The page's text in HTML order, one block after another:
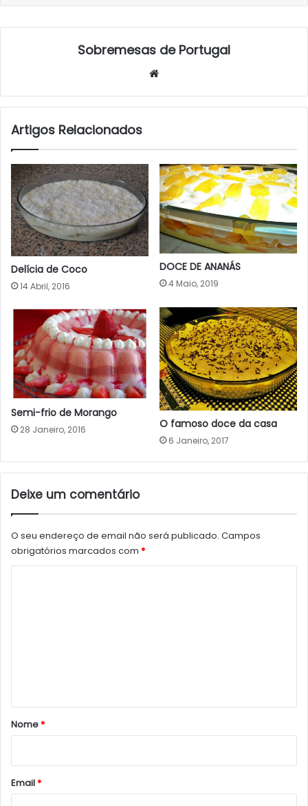
Sobremesas de Portugal
Artigos Relacionados
Delícia de Coco
14 Abril, 2016
DOCE DE ANANÁS
4 Maio, 2019
Semi-frio de Morango
28 Janeiro, 2016 O famoso doce da casa
6 Janeiro, 2017
Deixe um comentário
O seu endereço de email não será publicado. Campos
obrigatórios marcados com *
r
*
Nome*
Email*